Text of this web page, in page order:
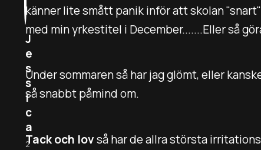
känner lite smått panik inför att skolan
med min yrkestitel i December.......Eller så
Under sommaren så har jag glömt, eller
så snabbt påmind om.
Tack och lovså har de allra största
J
e
s
s
i
c
a
2